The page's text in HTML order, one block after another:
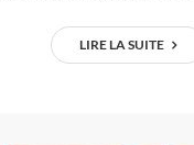
LIRE LA SUITE